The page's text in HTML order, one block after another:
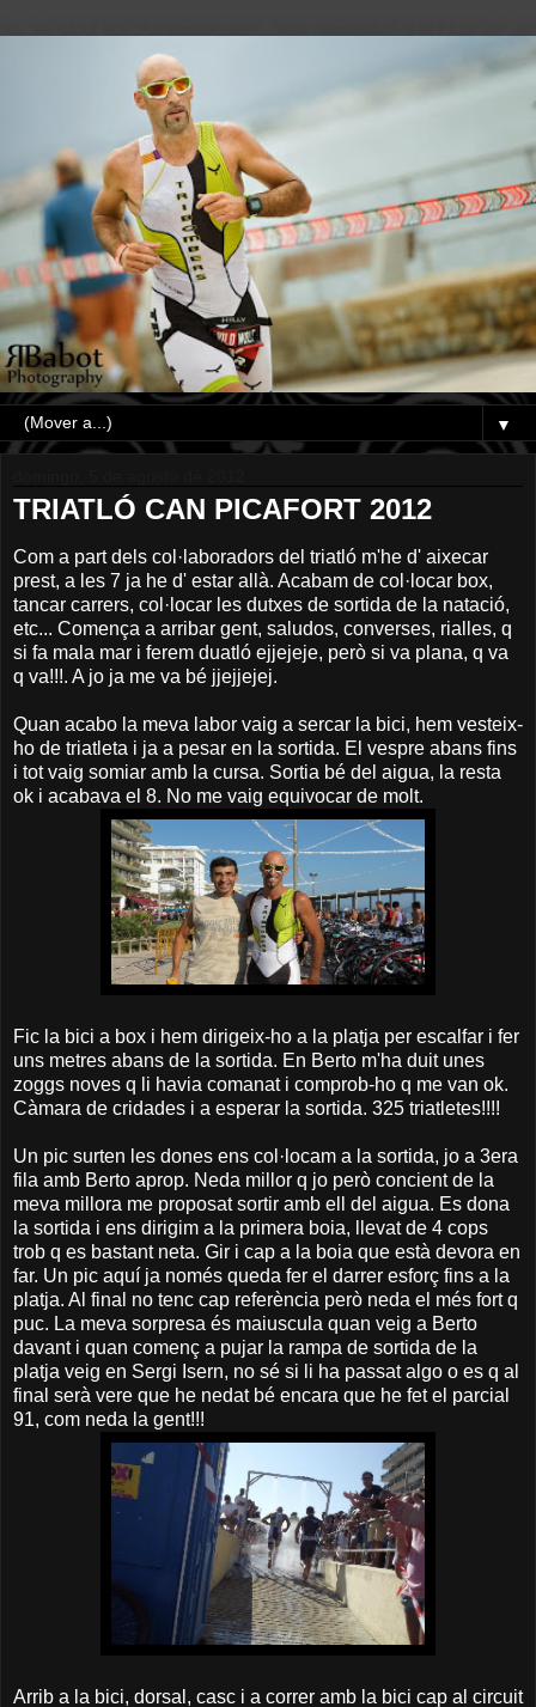
▼
TRIATLÓ CAN PICAFORT 2012
Com a part dels col·laboradors del triatló m'he d' aixecar
prest, a les 7 ja he d' estar allà. Acabam de col·locar box,
tancar carrers, col·locar les dutxes de sortida de la natació,
etc... Comença a arribar gent, saludos, converses, rialles, q
si fa mala mar i ferem duatló ejjejeje, però si va plana, q va
q va!!!. A jo ja me va bé jjejjejej.
Quan acabo la meva labor vaig a sercar la bici, hem vesteix-
ho de triatleta i ja a pesar en la sortida. El vespre abans fins
i tot vaig somiar amb la cursa. Sortia bé del aigua, la resta
ok i acabava el 8. No me vaig equivocar de molt.
Fic la bici a box i hem dirigeix-ho a la platja per escalfar i fer
uns metres abans de la sortida. En Berto m'ha duit unes
zoggs noves q li havia comanat i comprob-ho q me van ok.
Càmara de cridades i a esperar la sortida. 325 triatletes!!!!
Un pic surten les dones ens col·locam a la sortida, jo a 3era
fila amb Berto aprop. Neda millor q jo però concient de la
meva millora me proposat sortir amb ell del aigua. Es dona
la sortida i ens dirigim a la primera boia, llevat de 4 cops
trob q es bastant neta. Gir i cap a la boia que està devora en
far. Un pic aquí ja només queda fer el darrer esforç fins a la
platja. Al final no tenc cap referència però neda el més fort q
puc. La meva sorpresa és maiuscula quan veig a Berto
davant i quan començ a pujar la rampa de sortida de la
platja veig en Sergi Isern, no sé si li ha passat algo o es q al
final serà vere que he nedat bé encara que he fet el parcial
91, com neda la gent!!!
Arrib a la bici, dorsal, casc i a correr amb la bici cap al circuit